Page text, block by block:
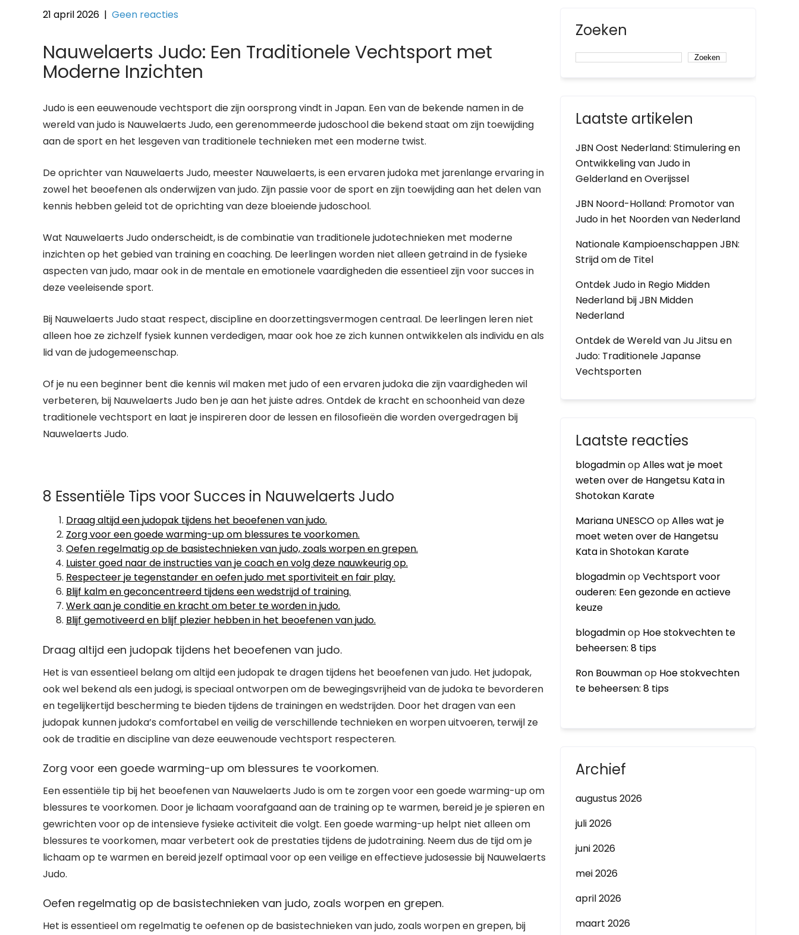
21 april 2026 | Geen reacties
Nauwelaerts Judo: Een Traditionele Vechtsport met
Moderne Inzichten
Judo is een eeuwenoude vechtsport die zijn oorsprong vindt in Japan. Een van de bekende namen in de
wereld van judo is Nauwelaerts Judo, een gerenommeerde judoschool die bekend staat om zijn toewijding
aan de sport en het lesgeven van traditionele technieken met een moderne twist.
De oprichter van Nauwelaerts Judo, meester Nauwelaerts, is een ervaren judoka met jarenlange ervaring in
zowel het beoefenen als onderwijzen van judo. Zijn passie voor de sport en zijn toewijding aan het delen van
kennis hebben geleid tot de oprichting van deze bloeiende judoschool.
Wat Nauwelaerts Judo onderscheidt, is de combinatie van traditionele judotechnieken met moderne
inzichten op het gebied van training en coaching. De leerlingen worden niet alleen getraind in de fysieke
aspecten van judo, maar ook in de mentale en emotionele vaardigheden die essentieel zijn voor succes in
deze veeleisende sport.
Bij Nauwelaerts Judo staat respect, discipline en doorzettingsvermogen centraal. De leerlingen leren niet
alleen hoe ze zichzelf fysiek kunnen verdedigen, maar ook hoe ze zich kunnen ontwikkelen als individu en als
lid van de judogemeenschap.
Of je nu een beginner bent die kennis wil maken met judo of een ervaren judoka die zijn vaardigheden wil
verbeteren, bij Nauwelaerts Judo ben je aan het juiste adres. Ontdek de kracht en schoonheid van deze
traditionele vechtsport en laat je inspireren door de lessen en filosofieën die worden overgedragen bij
Nauwelaerts Judo.
8 Essentiële Tips voor Succes in Nauwelaerts Judo
Draag altijd een judopak tijdens het beoefenen van judo.
Zorg voor een goede warming-up om blessures te voorkomen.
Oefen regelmatig op de basistechnieken van judo, zoals worpen en grepen.
Luister goed naar de instructies van je coach en volg deze nauwkeurig op.
Respecteer je tegenstander en oefen judo met sportiviteit en fair play.
Blijf kalm en geconcentreerd tijdens een wedstrijd of training.
Werk aan je conditie en kracht om beter te worden in judo.
Blijf gemotiveerd en blijf plezier hebben in het beoefenen van judo.
Draag altijd een judopak tijdens het beoefenen van judo.
Het is van essentieel belang om altijd een judopak te dragen tijdens het beoefenen van judo. Het judopak,
ook wel bekend als een judogi, is speciaal ontworpen om de bewegingsvrijheid van de judoka te bevorderen
en tegelijkertijd bescherming te bieden tijdens de trainingen en wedstrijden. Door het dragen van een
judopak kunnen judoka’s comfortabel en veilig de verschillende technieken en worpen uitvoeren, terwijl ze
ook de traditie en discipline van deze eeuwenoude vechtsport respecteren.
Zorg voor een goede warming-up om blessures te voorkomen.
Een essentiële tip bij het beoefenen van Nauwelaerts Judo is om te zorgen voor een goede warming-up om
blessures te voorkomen. Door je lichaam voorafgaand aan de training op te warmen, bereid je je spieren en
gewrichten voor op de intensieve fysieke activiteit die volgt. Een goede warming-up helpt niet alleen om
blessures te voorkomen, maar verbetert ook de prestaties tijdens de judotraining. Neem dus de tijd om je
lichaam op te warmen en bereid jezelf optimaal voor op een veilige en effectieve judosessie bij Nauwelaerts
Judo.
Oefen regelmatig op de basistechnieken van judo, zoals worpen en grepen.
Het is essentieel om regelmatig te oefenen op de basistechnieken van judo, zoals worpen en grepen, bij
Zoeken
Zoeken
Laatste artikelen
JBN Oost Nederland: Stimulering en
Ontwikkeling van Judo in
Gelderland en Overijssel
JBN Noord-Holland: Promotor van
Judo in het Noorden van Nederland
Nationale Kampioenschappen JBN:
Strijd om de Titel
Ontdek Judo in Regio Midden
Nederland bij JBN Midden
Nederland
Ontdek de Wereld van Ju Jitsu en
Judo: Traditionele Japanse
Vechtsporten
Laatste reacties
blogadminopAlles wat je moet
weten over de Hangetsu Kata in
Shotokan Karate
Mariana UNESCOopAlles wat je
moet weten over de Hangetsu
Kata in Shotokan Karate
blogadminopVechtsport voor
ouderen: Een gezonde en actieve
keuze
blogadminop Hoe stokvechten te
beheersen: 8 tips
Ron Bouwmanop Hoe stokvechten
te beheersen: 8 tips
Archief
augustus 2026
juli 2026
juni 2026
mei 2026
april 2026
maart 2026